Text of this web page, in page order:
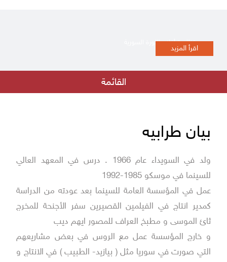
تظاهرة أفلام الثورة السورية
بيان من جهاد عبده - مدير المؤسسة العامة للسينما
اعلان نتائج مسابقة الفيلم القصير
فيلم أيام الرصاص في عرض خاص في دمشق
بقلب البلد جديد مؤسسة السينما
إطلاق مسابقة الفيلم الروائي الطويل الأول لمخرجه
فيلم كما يليق بك على منصة التتويج في مهرجان ليبيا السينمائي في دورته
الأولى
اقرأ المزيد
القائمة
بيان طرابيه
ولد في السويداء عام 1966 . درس في المعهد العالي
للسينما في موسكو 1985-1992
عمل في المؤسسة العامة للسينما بعد عودته من الدراسة
كمدير انتاج في الفيلمين القصيرين سفر الأجنحة للمخرج
ثائ الموسى و مطبخ العراف للمصور ايهم ديب
و خارج المؤسسة عمل مع الروس في بعض مشاريعهم
التي صورت في سوريا مثل ( بيازيد- الطبيب ) في الانتاج و